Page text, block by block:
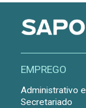
EMPREGO
Administrativo e
Secretariado